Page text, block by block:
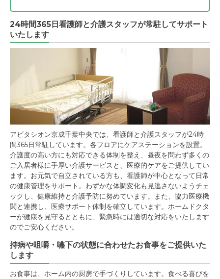
24時間365日看護師と介護スタッフが常駐してサポート
いたします
アビタシオン京成千葉中央では、看護師と介護スタッフが24時
間365日常駐しています。各フロアにケアステーションを設置。
介護度の高い方にも対応できる体制を整え、昼夜を問わず多くの
ご入居者様に手厚い介護サービスと、医療的ケアをご提供してい
ます。お元気で自立されている方も、看護師が中心となって日常
の健康管理をサポート。わずかな体調変化も見逃さないようチェ
ックし、健康維持と介護予防に努めています。また、協力医療機
関と連携し、医療サポート体制を確立しています。ホームドクタ
ーが健康を見守るとともに、緊急時には適切な対応をいたします
のでご安心ください。
持病や咀嚼・嚥下の状態に合わせたお食事をご提供いた
します
お食事は、ホーム内の厨房で手づくりしています。食べる喜びを